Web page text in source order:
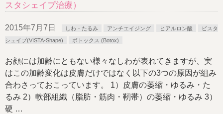
スタシェイプ治療）
2015年7月7日 しわ・たるみ アンチエイジング ヒアルロン酸
ビスタ
シェイプ(VISTA-Shape)
ボトックス (Botox)
お顔には加齢にともない様々なしわが表れてきますが、実
はこの加齢変化は皮膚だけではなく以下の3つの原因が組み
合わさっておこっています。 1）皮膚の萎縮・ゆるみ・た
るみ 2）軟部組織（脂肪・筋肉・靭帯）の萎縮・ゆるみ 3）
硬 …